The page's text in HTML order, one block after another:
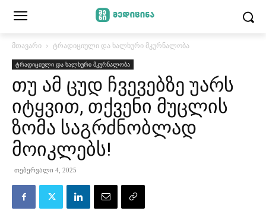
მთავარი ტრადიციული და ხალხური მკურნალობა
ტრადიციული და ხალხური მკურნალობა
თუ ამ ცუდ ჩვევებზე უარს
იტყვით, თქვენი მუცლის
ზომა საგრძნობლად
მოიკლებს!
თებერვალი 4, 2025